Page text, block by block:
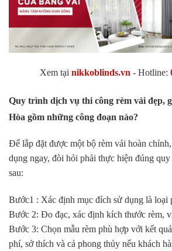
Xem tại nikkoblinds.vn - Hotline:
Quy trình dịch vụ thi công rèm vải đẹp,
Hòa gồm những công đoạn nào?
Để lắp đặt được một bộ rèm vải hoàn
dụng ngay, đòi hỏi phải thực hiện đúng
sau:
Bước1 : Xác định mục đích sử dụng là loại
Bước 2: Đo đạc, xác định kích thước rèm,
Bước 3: Chọn mẫu rèm phù hợp với kết
phí, sở thích và cả phong thủy nếu khách